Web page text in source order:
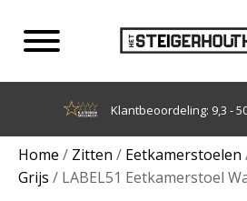
Achteraf
Home / Zitten / Eetkamerstoelen
Grijs / LABEL51 Eetkamerstoel